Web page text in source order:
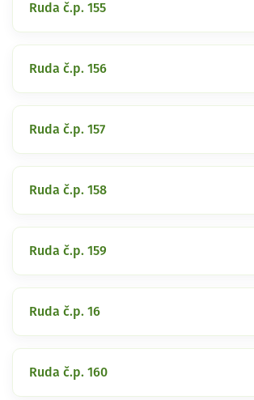
Ruda č.p. 155
Ruda č.p. 156
Ruda č.p. 157
Ruda č.p. 158
Ruda č.p. 159
Ruda č.p. 16
Ruda č.p. 160